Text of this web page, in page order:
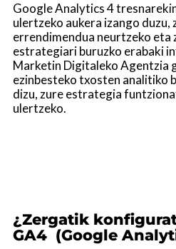
Google Analytics 4
ulertzeko aukera izango duzu,
errendimendua neurtzeko
estrategiari buruzko erabaki
Marketin Digitaleko Agentzia
ezinbesteko txosten analitiko
dizu, zure estrategia
ulertzeko.
¿Zergatik
GA4 (Google